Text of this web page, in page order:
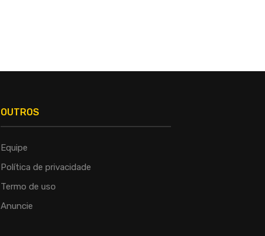
OUTROS
Equipe
Política de privacidade
Termo de uso
Anuncie